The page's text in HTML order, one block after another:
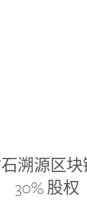
溯源区
30% 股权